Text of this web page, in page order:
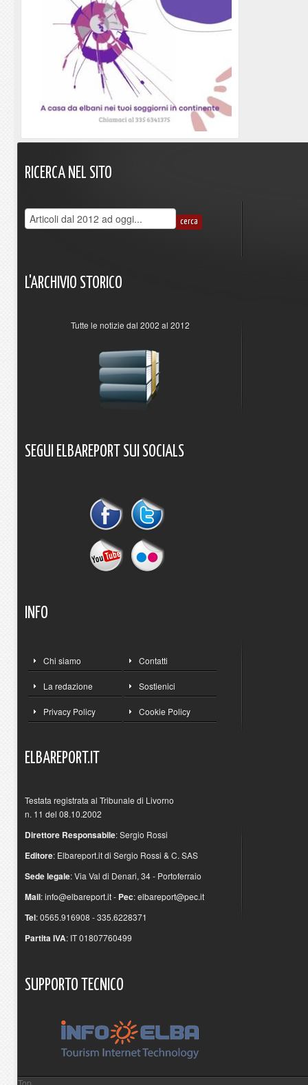
RICERCA NEL SITO
L'ARCHIVIO STORICO
Tutte le notizie dal 2002 al 2012
SEGUI ELBAREPORT SUI SOCIALS
INFO
Chi siamo Contatti
La redazione Sostienici
Privacy Policy Cookie Policy
ELBAREPORT.IT
Testata registrata al Tribunale di Livorno
n. 11 del 08.10.2002
Direttore Responsabile: Sergio Rossi
Editore: Elbareport.it di Sergio Rossi & C. SAS
Sede legale: Via Val di Denari, 34 - Portoferraio
Mail:info@elbareport.it- Pec:elbareport@pec.it
Tel: 0565.916908 - 335.6228371
Partita IVA: IT 01807760499
SUPPORTO TECNICO